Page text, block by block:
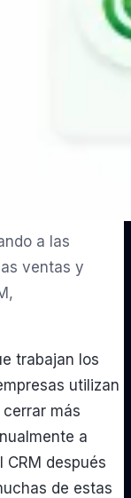
a las
ventas y
trabajan los
utilizan
más
a
después
de estas